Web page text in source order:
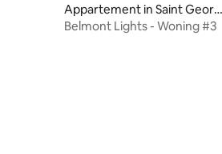
Appartement in Saint Georg
e's
Belmont Lights - Woning #3